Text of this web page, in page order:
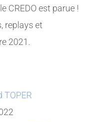
CREDO est parue !
replays et
2021.
TOPER